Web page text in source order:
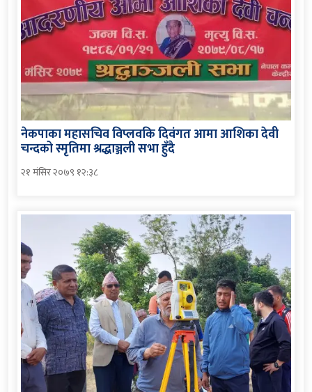
नेकपाका महासचिव विप्लवकि दिवंगत आमा आशिका देवी
चन्दको स्मृतिमा श्रद्धाञ्जली सभा हुँदै
२१ मंसिर २०७९ १२:३८